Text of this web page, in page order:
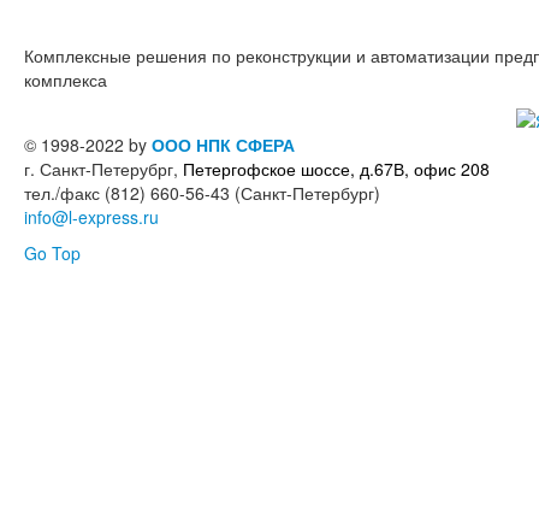
Комплексные решения по реконструкции и автоматизации
комплекса
© 1998-2022 by ООО НПК СФЕРА
г. Санкт-Петерубрг, Петергофское шоссе, д.67В, офис 208
тел./факс (812) 660-56-43 (Санкт-Петербург)
info@l-express.ru
Go Top